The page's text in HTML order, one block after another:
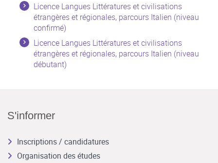
Licence Langues Littératures et civilisations
étrangères et régionales, parcours Italien (niveau
confirmé)
Licence Langues Littératures et civilisations
étrangères et régionales, parcours Italien (niveau
débutant)
S'informer
Inscriptions / candidatures
Organisation des études